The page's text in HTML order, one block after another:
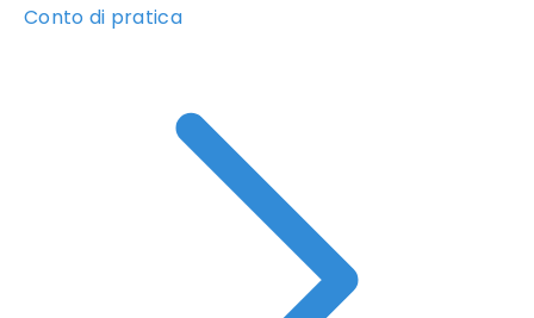
Conto di pratica